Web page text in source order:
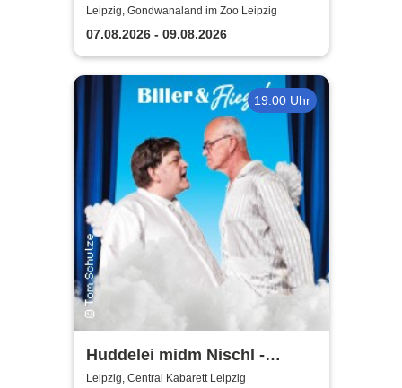
der Blöden 2 | Central
Kabarett Leipzig
Leipzig, Gondwanaland im Zoo Leipzig
07.08.2026 - 09.08.2026
19:00 Uhr
Huddelei midm Nischl -
Central Kabarett Leipzig
Leipzig, Central Kabarett Leipzig